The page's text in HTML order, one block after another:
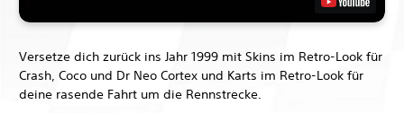
Versetze dich zurück ins Jahr 1999 mit Skins im Retro-Look für
Crash, Coco und Dr Neo Cortex und Karts im Retro-Look für
deine rasende Fahrt um die Rennstrecke.